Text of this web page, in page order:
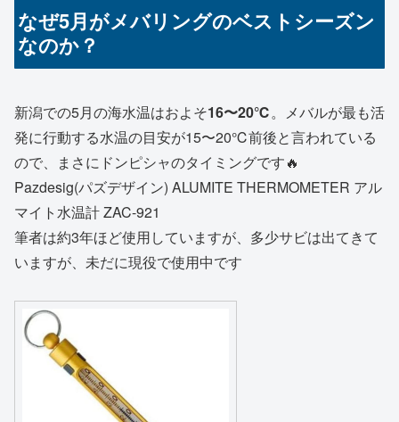
なぜ5月がメバリングのベストシーズン
なのか？
新潟での5月の海水温はおよそ16〜20℃。メバルが最も活
発に行動する水温の目安が15〜20℃前後と言われている
ので、まさにドンピシャのタイミングです🔥
Pazdesig(パズデザイン) ALUMITE THERMOMETER アル
マイト水温計 ZAC-921
筆者は約3年ほど使用していますが、多少サビは出てきて
いますが、未だに現役で使用中です